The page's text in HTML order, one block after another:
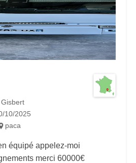
Gisbert
10/2025
paca
équipé appelez-moi
merci 60000€